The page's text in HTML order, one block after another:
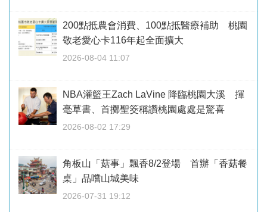
200點抵農會消費、100點抵醫療補助 桃園
敬老愛心卡116年起全面擴大
2026-08-04 11:07
NBA灌籃王Zach LaVine 降臨桃園大溪 揮
毫草書、首擲聖筊稱讚桃園處處是驚喜
2026-08-02 17:29
角板山「菇事」飄香8/2登場 首辦「香菇餐
桌」品嚐山城美味
2026-07-31 19:12